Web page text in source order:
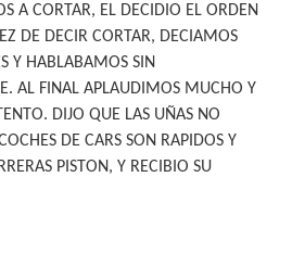
A CORTAR, EL DECIDIO EL ORDEN
DE DECIR CORTAR, DECIAMOS
Y HABLABAMOS SIN
AL FINAL APLAUDIMOS MUCHO Y
DIJO QUE LAS UÑAS NO
DE CARS SON RAPIDOS Y
PISTON, Y RECIBIO SU